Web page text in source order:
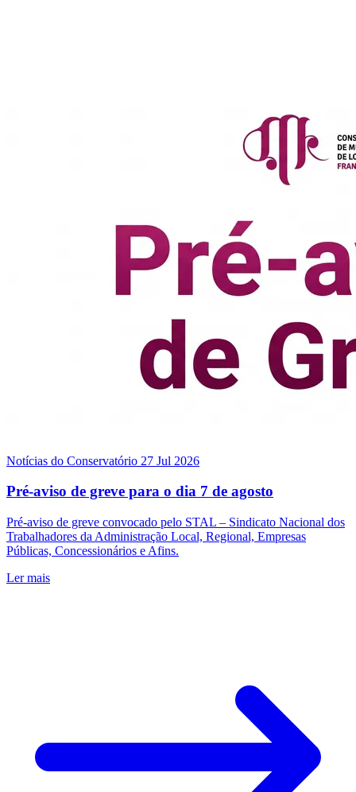
Notícias do Conservatório 27 Jul 2026
Pré-aviso de greve para o dia 7 de agosto
Pré-aviso de greve convocado pelo STAL – Sindicato Nacional dos
Trabalhadores da Administração Local, Regional, Empresas
Públicas, Concessionários e Afins.
Ler mais